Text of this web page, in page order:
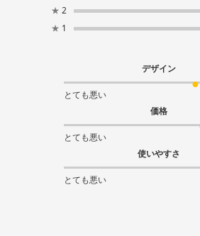
★ 2
★ 1
デザイン
とても悪い
価格
とても悪い
使いやすさ
とても悪い